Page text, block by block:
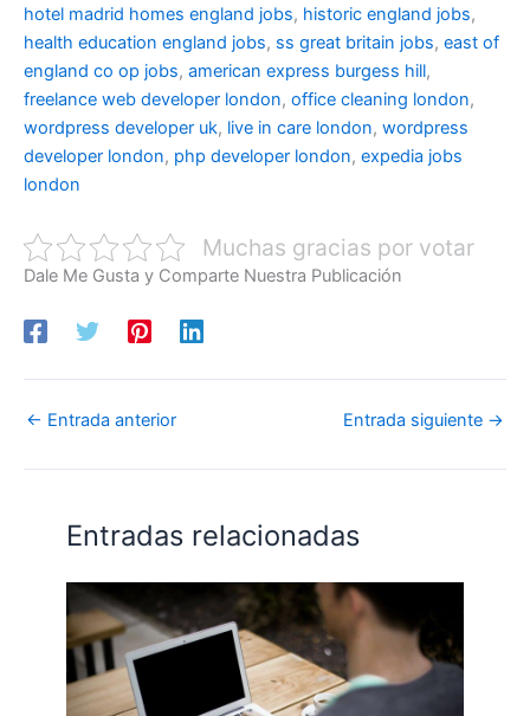
hotel madrid homes england jobs, historic england jobs,
health education england jobs, ss great britain jobs, east of
england co op jobs, american express burgess hill,
freelance web developer london, office cleaning london,
wordpress developer uk, live in care london, wordpress
developer london, php developer london, expedia jobs
london
Muchas gracias por votar
Dale Me Gusta y Comparte Nuestra Publicación
← Entrada anterior Entrada siguiente →
Entradas relacionadas